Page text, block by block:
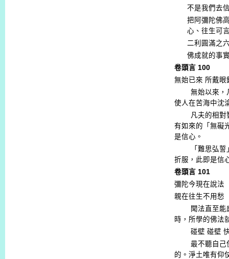
不是我們去
把阿彌陀佛
心、往生可
二利圓滿之
佛成就的事
卷頭言 100
無始已來 所戴眼
無始以來，
使人在苦海中沈
凡夫的相對
有如來的「無礙
是信心。
「難思弘
折服，此即是信
卷頭言 101
彌陀今現在說法
親在往生不用愁
聞法直至
時，所學的佛法
碰壁 碰壁
最不聽自己
的。淨土唯有仰